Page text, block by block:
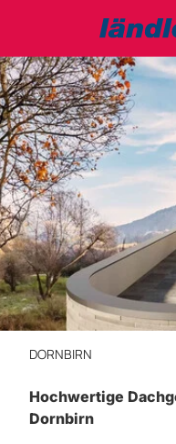
DORNBIRN
Hochwertige
Dornbirn